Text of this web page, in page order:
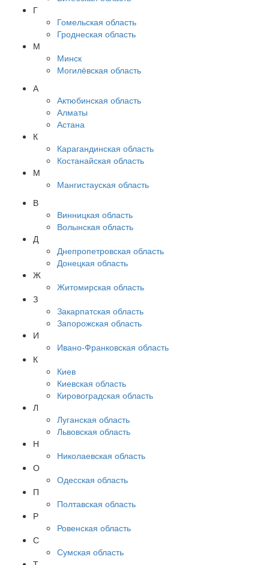
Г
Гомельская область
Гроднеская область
М
Минск
Могилёвская область
А
Актюбинская область
Алматы
Астана
К
Карагандинская область
Костанайская область
М
Мангистауская область
В
Винницкая область
Волынская область
Д
Днепропетровская область
Донецкая область
Ж
Житомирская область
З
Закарпатская область
Запорожская область
И
Ивано-Франковская область
К
Киев
Киевская область
Кировоградская область
Л
Луганская область
Львовская область
Н
Николаевская область
О
Одесская область
П
Полтавская область
Р
Ровенская область
С
Сумская область